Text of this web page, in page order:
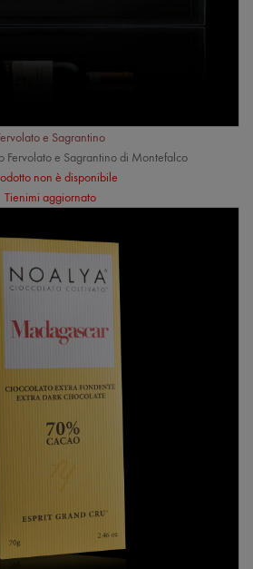
e Sagrantino
Fervolato e Sagrantino di Montefalco
non è disponibile
Tienimi aggiornato